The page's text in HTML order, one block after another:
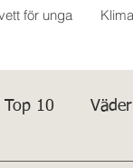
för unga
Top 10 Väder